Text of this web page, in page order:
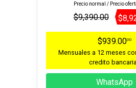
Precio normal / Precio
$9,390.00
$939.0000
Mensuales a 12 meses
credito
WhatsApp